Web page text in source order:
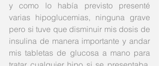
y como lo había previsto presenté
varias hipoglucemias, ninguna grave
pero si tuve que disminuir mis dosis de
insulina de manera importante y andar
mis tabletas de glucosa a mano para